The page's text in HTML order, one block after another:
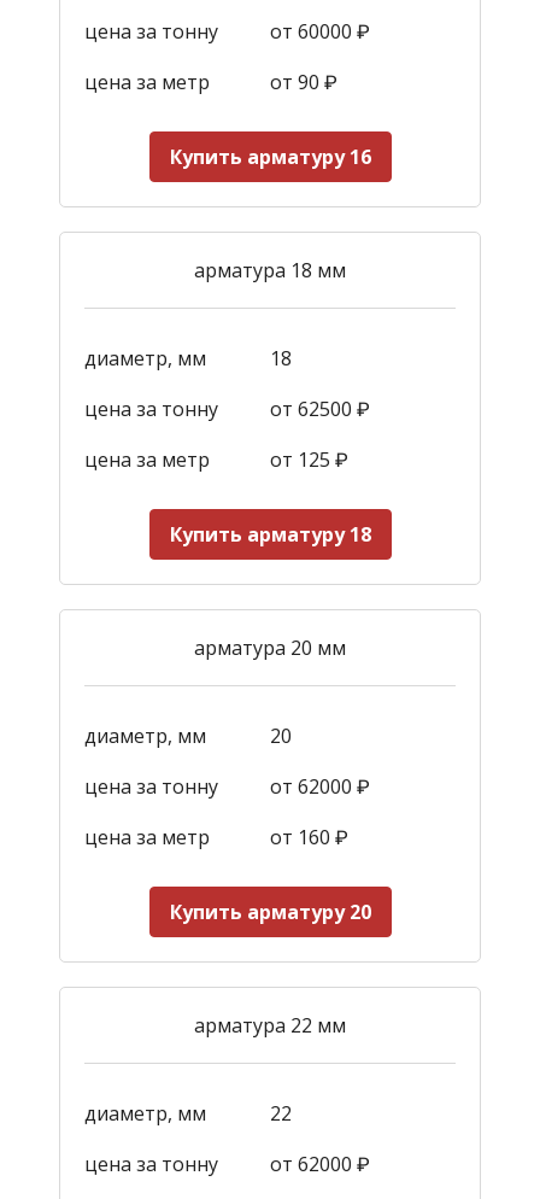
цена за тонну
от 60000 ₽
цена за метр
от 90 ₽
Купить арматуру 16
арматура 18 мм
диаметр, мм
18
цена за тонну
от 62500 ₽
цена за метр
от 125 ₽
Купить арматуру 18
арматура 20 мм
диаметр, мм
20
цена за тонну
от 62000 ₽
цена за метр
от 160 ₽
Купить арматуру 20
арматура 22 мм
диаметр, мм
22
цена за тонну
от 62000 ₽